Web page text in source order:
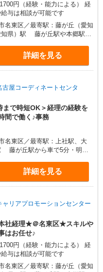
円（経験・能力による） 経
与は相談が可能です
名東区／最寄駅：藤が丘（愛知
知県）駅 藤が丘駅や本郷駅か
詳細を見る
屋コーディネートセンタ
で時短OK＞経理の経験を
間で働く♪事務
名東区／最寄駅：上社駅、大
藤が丘駅から車で5分・明徳
詳細を見る
リアプロモーションセンター
社経理★＠名東区★スキルや
はお任せ♪
円（経験・能力による） 経
与は相談が可能です
名東区／最寄駅：藤が丘（愛知